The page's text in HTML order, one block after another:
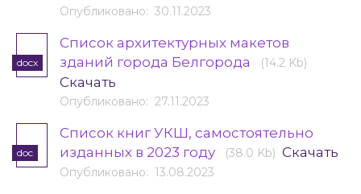
Опубликовано: 30.11.2023
docx
Список архитектурных макетов
зданий города Белгорода
(14.2 Kb)
Скачать
Опубликовано: 27.11.2023
doc
Список книг УКШ, самостоятельно
изданных в 2023 году
(38.0 Kb) Скачать
Опубликовано: 13.08.2023